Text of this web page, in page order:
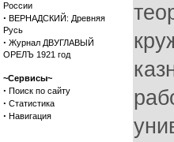
России
· ВЕРНАДСКИЙ: Древняя
Русь
· Журнал ДВУГЛАВЫЙ
ОРЕЛЪ 1921 год
~Сервисы~
· Поиск по сайту
· Статистика
· Навигация